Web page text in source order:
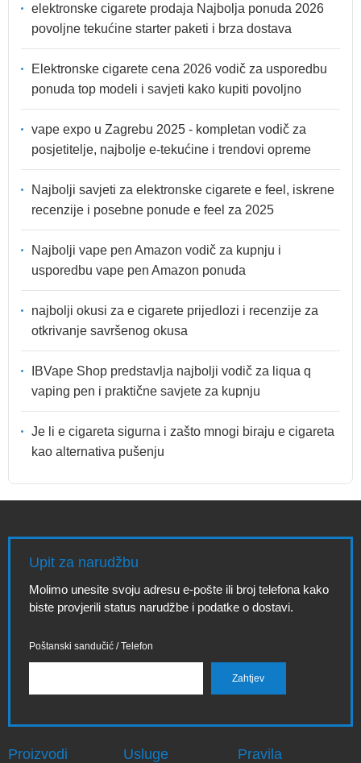
elektronske cigarete prodaja Najbolja ponuda 2026
povoljne tekućine starter paketi i brza dostava
Elektronske cigarete cena 2026 vodič za usporedbu
ponuda top modeli i savjeti kako kupiti povoljno
vape expo u Zagrebu 2025 - kompletan vodič za
posjetitelje, najbolje e-tekućine i trendovi opreme
Najbolji savjeti za elektronske cigarete e feel, iskrene
recenzije i posebne ponude e feel za 2025
Najbolji vape pen Amazon vodič za kupnju i
usporedbu vape pen Amazon ponuda
najbolji okusi za e cigarete prijedlozi i recenzije za
otkrivanje savršenog okusa
IBVape Shop predstavlja najbolji vodič za liqua q
vaping pen i praktične savjete za kupnju
Je li e cigareta sigurna i zašto mnogi biraju e cigareta
kao alternativa pušenju
Upit za narudžbu
Molimo unesite svoju adresu e-pošte ili broj telefona kako
biste provjerili status narudžbe i podatke o dostavi.
Poštanski sandučić / Telefon
Proizvodi Usluge Pravila